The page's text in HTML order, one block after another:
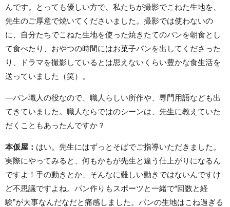
んです。とっても優しい方で、私たちが撮影でこねた生地を、
先生のご厚意で焼いてくださいました。撮影では使わないの
に、自分たちでこねた生地を使った焼きたてのパンを朝食とし
て食べたり、おやつの時間にはお菓子パンを出してくださった
り、ドラマを撮影しているとは思えないくらい豊かな食生活を
送っていました（笑）。
―パン職人の役なので、職人らしい所作や、専門用語なども出
てきていました。職人ならではのシーンは、先生に教えていた
だくこともあったんですか？
本仮屋： はい。先生にはずっとそばでご指導いただきました。
実際にやってみると、何もかもが先生と違う仕上がりになるん
ですよ！手の動きとか、そんなに難しい動きではないんですけ
ど不思議ですよね。パン作りもスポーツと一緒で“回数と経
験”が大事なんだなだと痛感しました。パンの生地はこね過ぎる